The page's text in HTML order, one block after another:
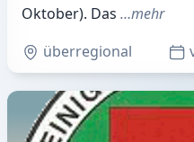
Oktober). Das …mehr
überregional